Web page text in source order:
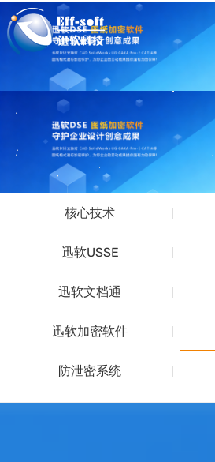
核心技术
迅软USSE
迅软文档通
迅软加密软件
防泄密系统